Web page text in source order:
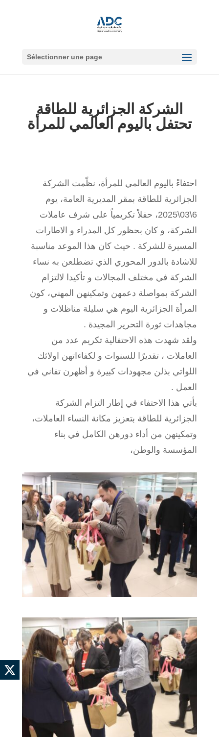
Sélectionner une page
الشركة الجزائرية للطاقة
تحتفل باليوم العالمي للمرأة
احتفاءً باليوم العالمي للمرأة، نظّمت الشركة
الجزائرية للطاقة بمقر المديرية العامة، يوم
6\03\2025، حفلاً تكريمياً على شرف عاملات
الشركة، و كان بحظور كل المدراء و الاطارات
المسيرة للشركة . حيث كان هذا الموعد مناسبة
للاشادة بالدور المحوري الذي تضطلعن به نساء
الشركة في مختلف المجالات و تأكيدا لالتزام
الشركة بمواصلة دعمهن وتمكينهن المهني، كون
المرأة الجزائرية اليوم هي سليلة مناظلات و
مجاهدات ثورة التحرير المجيدة .
ولقد شهدت هذه الاحتفالية تكريم عدد من
العاملات ، تقديرًا للسنوات و لكفاءاتهن اولائك
اللواتي بذلن مجهودات كبيرة و أظهرن تفاني في
العمل .
يأتي هذا الاحتفاء في إطار التزام الشركة
الجزائرية للطاقة بتعزيز مكانة النساء العاملات،
وتمكينهن من أداء دورهن الكامل في بناء
المؤسسة والوطن،